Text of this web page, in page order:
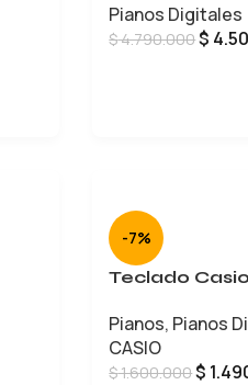
Pianos Digitales
$4.790.000$
-7%
Teclado
Pianos, Pianos
CASIO
$1.600.000$